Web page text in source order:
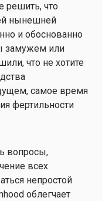
решить, что
нынешней
и обоснованно
замужем или
что не хотите
самое время
фертильности
вопросы,
всех
непростой
облегчает